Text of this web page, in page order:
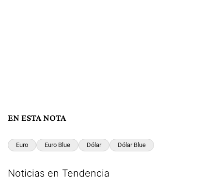
EN ESTA NOTA
Euro Euro Blue Dólar Dólar Blue
Noticias en Tendencia